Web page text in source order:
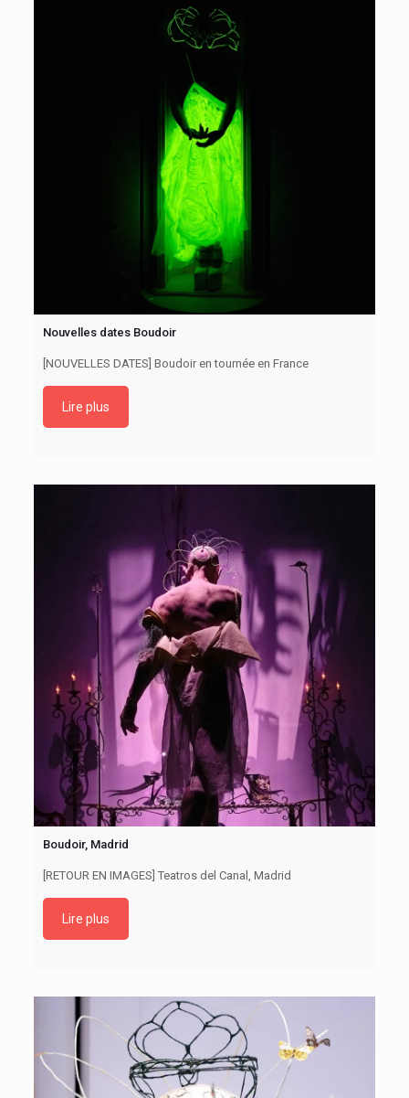
Nouvelles dates Boudoir
[NOUVELLES DATES] Boudoir en tournée en France
Lire plus
Boudoir, Madrid
[RETOUR EN IMAGES] Teatros del Canal, Madrid
Lire plus